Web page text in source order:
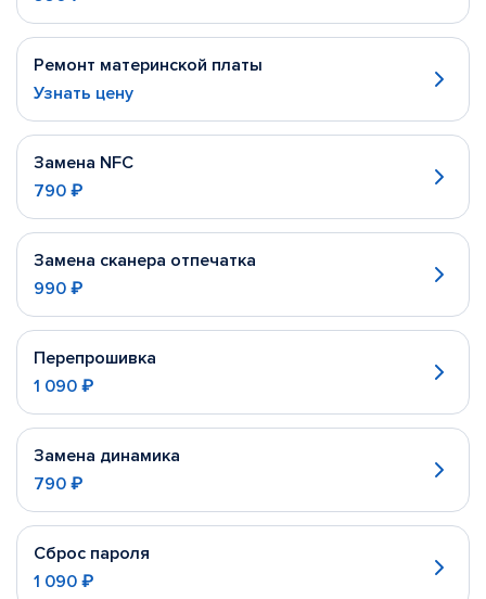
Ремонт материнской платы
Узнать цену
Замена NFC
790 ₽
Замена сканера отпечатка
990 ₽
Перепрошивка
1 090 ₽
Замена динамика
790 ₽
Сброс пароля
1 090 ₽